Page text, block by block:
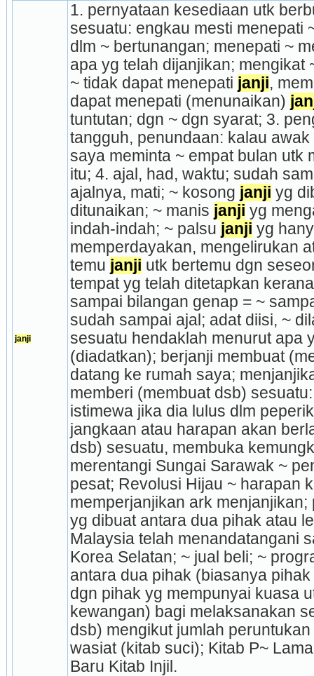
janji
1. pernyataan kesediaan utk
sesuatu: engkau mesti menepati
dlm ~ bertunangan; me­nepati ~
apa yg telah dijanjikan; mengikat
~ tidak dapat menepati janji,
dapat menepati (me­nunaikan)
tun­tutan; dgn ~ dgn syarat; 3.
tangguh, penundaan: kalau
saya meminta ~ empat bulan utk
itu; 4. ajal, had, waktu; sudah
ajalnya, mati; ~ kosong janji yg
ditunaikan; ~ manis janji yg
indah-indah; ~ palsu janji yg
memperdayakan, menge­lirukan
temu janji utk bertemu dgn
tempat yg telah ditetapkan
sampai bilangan genap = ~
sudah sampai ajal; adat diisi, ~
sesuatu hendaklah menurut apa
(diadatkan); berjanji membuat
datang ke rumah saya;
memberi (mem­­­­­buat dsb)
istimewa jika dia lulus dlm
jangkaan atau harapan akan
dsb) sesuatu, membuka
merentangi Sungai Sarawak ~
pesat; Revolusi Hijau ~ harapan
memperjanjikan ark
yg dibuat antara dua pihak atau
Malaysia telah menandatangani
Korea Selatan; ~ jual beli; ~
antara dua pihak (biasanya
dgn pihak yg mempunyai kuasa
kewangan) bagi melaksanakan
dsb) mengikut jumlah
wasiat (kitab suci); Kitab P~
Baru Kitab Injil.